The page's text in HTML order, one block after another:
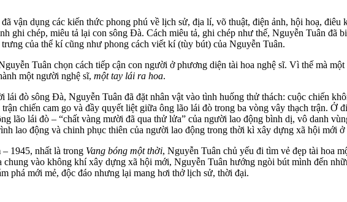
vận dụng các kiến thức phong phú về lịch sử, địa lí, võ thuật, điện ảnh, hội hoạ,
ghi chép, miêu tả lại con sông Đà. Cách miêu tả, ghi chép như thế, Nguyễn Tuân đã
của thể kí cũng như phong cách viết kí (tùy bút) của Nguyễn Tuân.
Tuân chọn cách tiếp cận con người ở phương diện tài hoa nghệ sĩ. Vì thế mà
một người nghệ sĩ, một tay lái ra hoa.
lái đò sông Đà, Nguyễn Tuân đã đặt nhân vật vào tình huống thử thách: cuộc chiến
chiến cam go và đầy quyết liệt giữa ông lão lái đò trong ba vòng vây thạch trận. Ở
lão lái đò – “chất vàng mười đã qua thử lửa” của người lao động bình dị, vô danh
lao động và chinh phục thiên của người lao động trong thời kì xây dựng xã hội mới ở
1945, nhất là trong Vang bóng một thời, Nguyễn Tuân chủ yếu đi tìm vẻ đẹp tài hoa
chung vào không khí xây dựng xã hội mới, Nguyễn Tuân hướng ngòi bút mình đến
phá mới mẻ, độc đáo nhưng lại mang hơi thở lịch sử, thời đại.